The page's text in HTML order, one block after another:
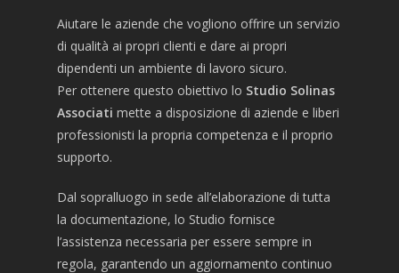
Aiutare le aziende che vogliono offrire un servizio
di qualità ai propri clienti e dare ai propri
dipendenti un ambiente di lavoro sicuro.
Per ottenere questo obiettivo lo Studio Solinas
Associati mette a disposizione di aziende e liberi
professionisti la propria competenza e il proprio
supporto.
Dal sopralluogo in sede all’elaborazione di tutta
la documentazione, lo Studio fornisce
l’assistenza necessaria per essere sempre in
regola, garantendo un aggiornamento continuo